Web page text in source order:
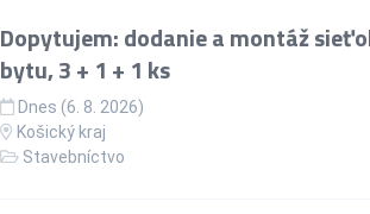
Dopytujem: dodanie a montáž
bytu, 3 + 1 + 1 ks
Dnes (6. 8. 2026)
Košický kraj
Stavebníctvo